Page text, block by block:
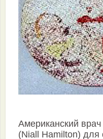
Американский
(Niall Hamilton) для